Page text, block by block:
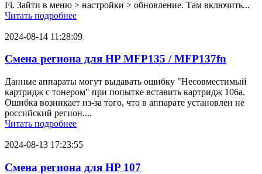
Fi. Зайти в меню > настройки > обновление. Там включить...
Читать подробнее
2024-08-14 11:28:09
Смена региона для HP MFP135 / MFP137fn
Данные аппараты могут выдавать ошибку "Несовместимый
картридж с тонером" при попытке вставить картридж 106a.
Ошибка возникает из-за того, что в аппарате установлен не
российский регион....
Читать подробнее
2024-08-13 17:23:55
Смена региона для HP 107